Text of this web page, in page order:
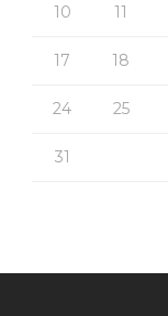
10 11
17 18
24 25
31